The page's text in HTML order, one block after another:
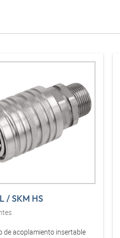
/ SKM HS
de acoplamiento insertable